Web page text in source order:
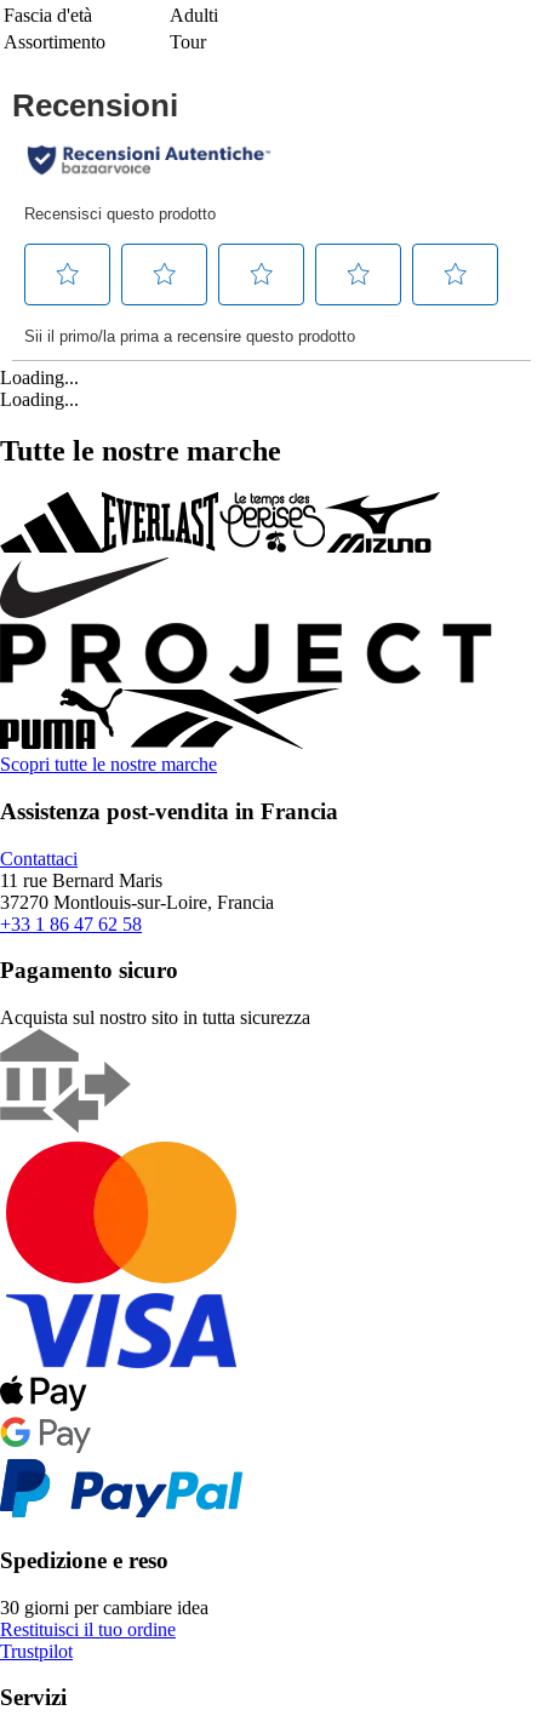
Fascia d'età
Adulti
Assortimento
Tour
Loading...
Loading...
Tutte le nostre marche
Scopri tutte le nostre marche
Assistenza post-vendita in Francia
Contattaci
11 rue Bernard Maris
37270 Montlouis-sur-Loire, Francia
+33 1 86 47 62 58
Pagamento sicuro
Acquista sul nostro sito in tutta sicurezza
Spedizione e reso
30 giorni per cambiare idea
Restituisci il tuo ordine
Trustpilot
Servizi